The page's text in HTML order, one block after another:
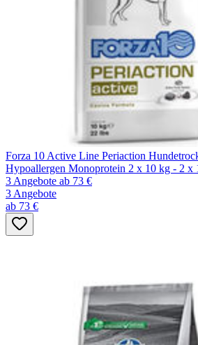
Forza 10 Active Line Periaction
Hypoallergen Monoprotein 2 x 10 kg - 2 x
3 Angebote ab 73 €
3 Angebote
ab 73 €